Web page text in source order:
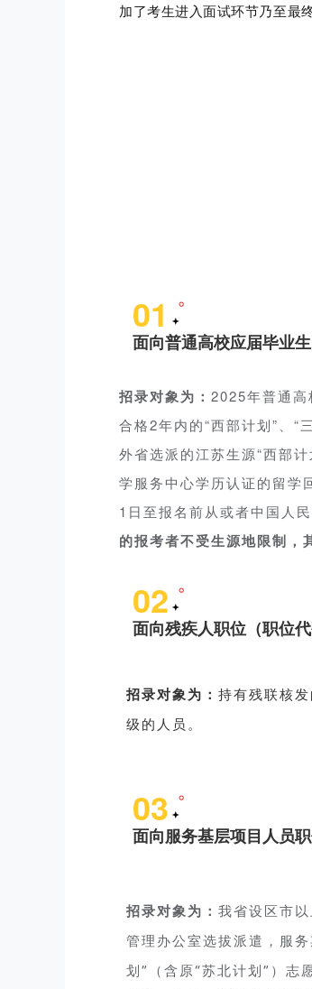
加了考生进入面试环节乃至最
01
面向普通高校应届毕业
招录对象为： 2025年普通高
合格2年内的“西部计划”、“
外省选派的江苏生源“西部
学服务中心学历认证的留学
1日至报名前从或者中国人
的报考者不受生源地限制，
02
面向残疾人职位（职位代
招录对象为： 持有残联核
级的人员 。
03
面向服务基层项目人员
招录对象为： 我省设区市
管理办公室选拔派遣，服
划”（含原“苏北计划”）志